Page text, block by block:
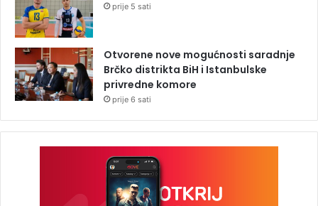
prije 5 sati
Otvorene nove mogućnosti saradnje
Brčko distrikta BiH i Istanbulske
privredne komore
prije 6 sati